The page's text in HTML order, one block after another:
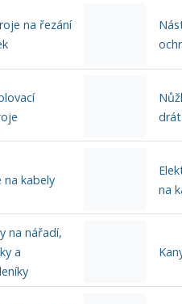
na řezání
na kabely
na
na nářadí,
a